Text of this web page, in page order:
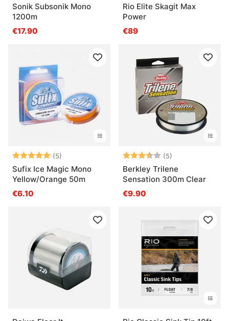
Sonik Subsonik Mono
1200m
€17.90
Rio Elite Skagit Max
Power
€89
Note: (5)
Sufix Ice Magic Mono
Yellow/Orange 50m
€6.10
Note: (5)
Berkley Trilene
Sensation 300m Clear
€9.90